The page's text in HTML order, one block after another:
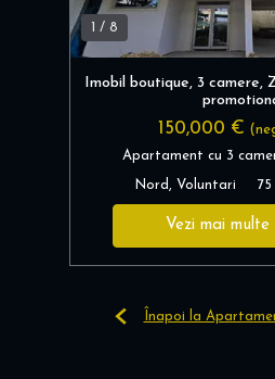
1 / 8
Imobil boutique, 3 camere,
150,000 €
Apartament cu 3
Nord, Voluntari 75
Vezi mai
Înapoi la